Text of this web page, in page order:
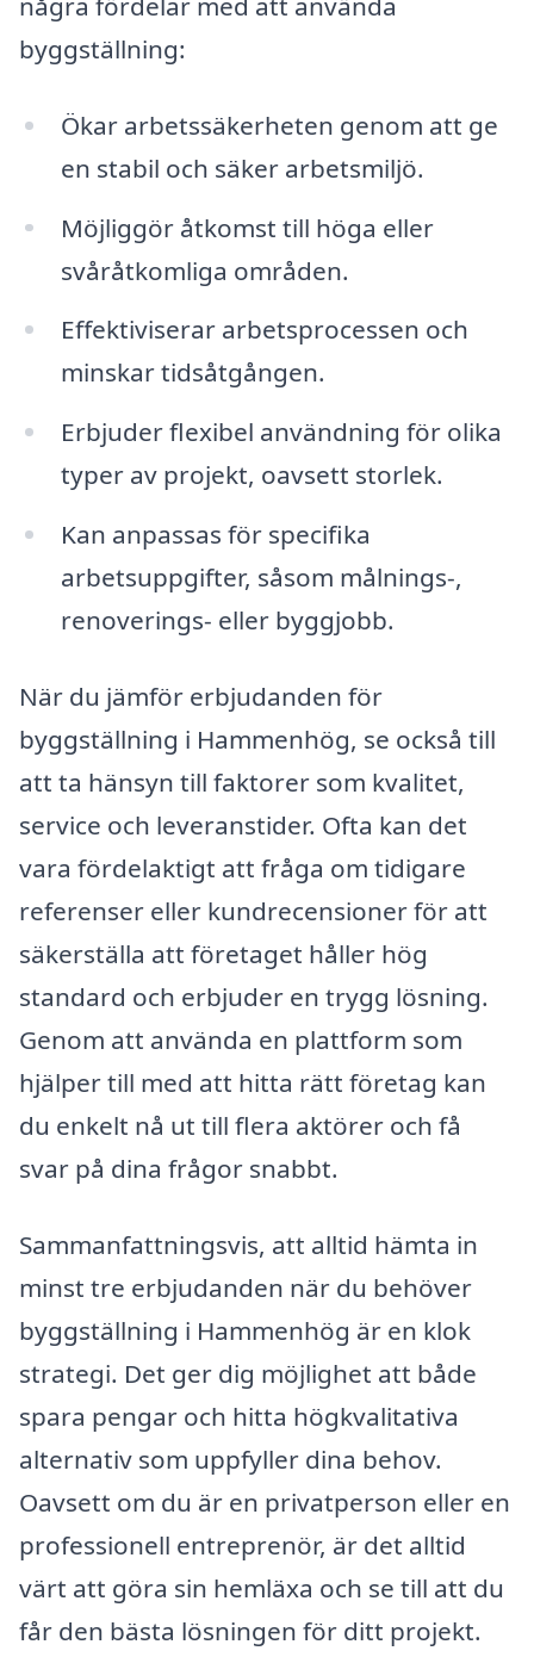
byggställning:
Ökar arbetssäkerheten genom att ge
en stabil och säker arbetsmiljö.
Möjliggör åtkomst till höga eller
svåråtkomliga områden.
Effektiviserar arbetsprocessen och
minskar tidsåtgången.
Erbjuder flexibel användning för olika
typer av projekt, oavsett storlek.
Kan anpassas för specifika
arbetsuppgifter, såsom målnings-,
renoverings- eller byggjobb.
När du jämför erbjudanden för
byggställning i Hammenhög, se också till
att ta hänsyn till faktorer som kvalitet,
service och leveranstider. Ofta kan det
vara fördelaktigt att fråga om tidigare
referenser eller kundrecensioner för att
säkerställa att företaget håller hög
standard och erbjuder en trygg lösning.
Genom att använda en plattform som
hjälper till med att hitta rätt företag kan
du enkelt nå ut till flera aktörer och få
svar på dina frågor snabbt.
Sammanfattningsvis, att alltid hämta in
minst tre erbjudanden när du behöver
byggställning i Hammenhög är en klok
strategi. Det ger dig möjlighet att både
spara pengar och hitta högkvalitativa
alternativ som uppfyller dina behov.
Oavsett om du är en privatperson eller en
professionell entreprenör, är det alltid
värt att göra sin hemläxa och se till att du
får den bästa lösningen för ditt projekt.